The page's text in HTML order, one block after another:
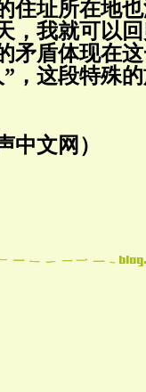
住址所在地
，我就可以
矛盾体现在
，这段特殊
中文网）